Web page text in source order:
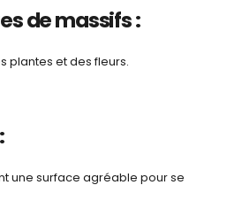
de massifs :
plantes et des fleurs.
une surface agréable pour se